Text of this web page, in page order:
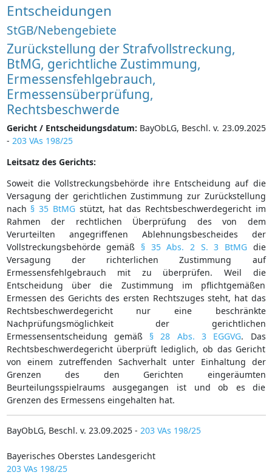
Entscheidungen
StGB/Nebengebiete
Zurückstellung der Strafvollstreckung,
BtMG, gerichtliche Zustimmung,
Ermessensfehlgebrauch,
Ermessensüberprüfung,
Rechtsbeschwerde
Gericht / Entscheidungsdatum: BayObLG, Beschl. v. 23.09.2025
- 203 VAs 198/25
Leitsatz des Gerichts:
Soweit die Vollstreckungsbehörde ihre Entscheidung auf die
Versagung der gerichtlichen Zustimmung zur Zurückstellung
nach § 35 BtMGstützt, hat das Rechtsbeschwerdegericht im
Rahmen der rechtlichen Überprüfung des von dem
Verurteilten angegriffenen Ablehnungsbescheides der
Vollstreckungsbehörde gemäß § 35 Abs. 2 S. 3 BtMGdie
Versagung der richterlichen Zustimmung auf
Ermessensfehlgebrauch mit zu überprüfen. Weil die
Entscheidung über die Zustimmung im pflichtgemäßen
Ermessen des Gerichts des ersten Rechtszuges steht, hat das
Rechtsbeschwerdegericht nur eine beschränkte
Nachprüfungsmöglichkeit der gerichtlichen
Ermessensentscheidung gemäß § 28 Abs. 3 EGGVG. Das
Rechtsbeschwerdegericht überprüft lediglich, ob das Gericht
von einem zutreffenden Sachverhalt unter Einhaltung der
Grenzen des den Gerichten eingeräumten
Beurteilungsspielraums ausgegangen ist und ob es die
Grenzen des Ermessens eingehalten hat.
BayObLG, Beschl. v. 23.09.2025 - 203 VAs 198/25
Bayerisches Oberstes Landesgericht
203 VAs 198/25